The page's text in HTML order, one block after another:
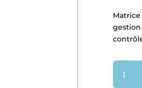
gestion